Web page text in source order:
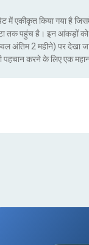
में एकीकृत किया गया है
तक पहुंच है। इन आंकड़ों को
अंतिम 2 महीने) पर देखा
पहचान करने के लिए एक